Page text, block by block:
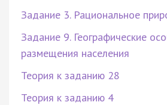
Задание 3. Рациональное
Задание 9. Географические
размещения населения
Теория к заданию 28
Теория к заданию 4